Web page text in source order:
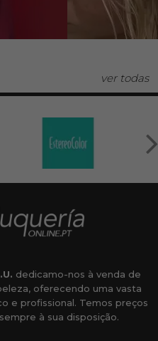
ver todas
dedicamo-nos à venda de
oferecendo uma vasta
e profissional. Temos preços
à sua disposição.